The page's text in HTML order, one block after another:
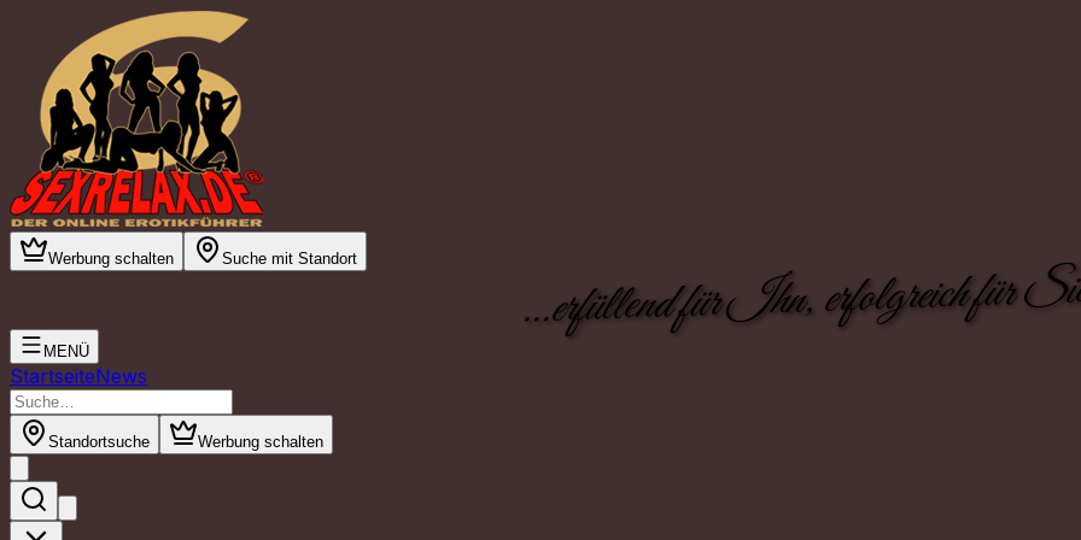
Werbung schalten Suche mit Standort
...erfüllend für Ihn, erfolgreich für
MENÜ
StartseiteNews
Standortsuche Werbung schalten